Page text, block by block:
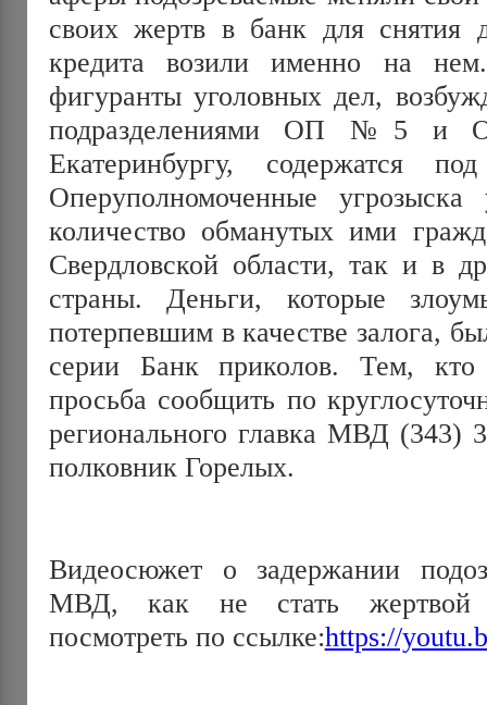
своих жертв в банк для снятия
кредита возили именно на
фигуранты уголовных дел,
подразделениями ОП №5
Екатеринбургу, содержатся
Оперуполномоченные угрозыска
количество обманутых ими
Свердловской области, так и в
страны. Деньги, которые
потерпевшим в качестве залога,
серии Банк приколов. Тем,
просьба сообщить по
регионального главка МВД (343)
полковник Горелых.
Видеосюжет о задержании
МВД, как не стать жертвой
посмотреть по ссылке:https://